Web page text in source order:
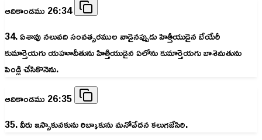
ఆదికాండము 26:34
34. ఏశావు నలువది సంవత్సరముల వాడైనప్పుడు హిత్తీయుడైన బేయేరీ
కుమార్తెయగు యహూదీతును హిత్తీయుడైన ఏలోను కుమార్తెయగు బాశెమతును
పెండ్లి చేసికొనెను.
ఆదికాండము 26:35
35. వీరు ఇస్సాకునకును రిబ్కాకును మనోవేదన కలుగజేసిరి.